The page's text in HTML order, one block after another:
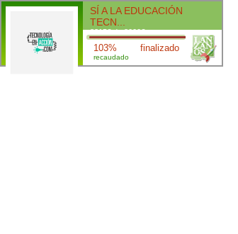
SÍ A LA EDUCACIÓN
TECN...
8315€ de 8000€
103%
recaudado
finalizado